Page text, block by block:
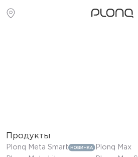
Продукты
Plonq Meta Smart
Plonq Max